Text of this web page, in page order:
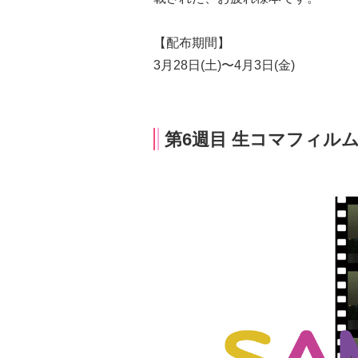
【配布期間】
3月28日(土)〜4月3日(金)
第6週目 生コマフィル